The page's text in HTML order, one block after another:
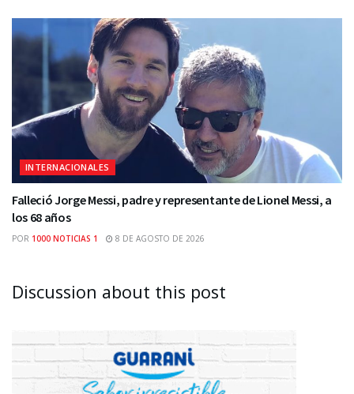
INTERNACIONALES
Falleció Jorge Messi, padre y representante de Lionel Messi, a
los 68 años
POR 1000 NOTICIAS 1 8 DE AGOSTO DE 2026
Discussion about this post